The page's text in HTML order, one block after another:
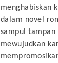
menghabiskan
dalam novel
sampul tampan
mewujudkan